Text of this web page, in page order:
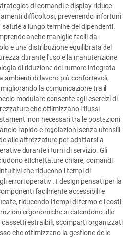
di comandi e display riduce
difficoltosi, prevenendo infortuni
a lungo termine dei dipendenti.
anche maniglie facili da
e una distribuzione equilibrata del
durante l'uso e la manutenzione
di riduzione del rumore integrata
ambienti di lavoro più confortevoli,
la comunicazione tra il
modulare consente agli esercizi di
che ottimizzano i flussi
non necessari tra le postazioni
rapido e regolazioni senza utensili
alle attrezzature per adattarsi a
durante i turni di servizio. Gli
etichettature chiare, comandi
che riducono i tempi di
errori operativi. I design pensati per la
facilmente accessibili e
riducendo i tempi di fermo e i costi
ergonomiche si estendono alle
estraibili, scomparti organizzati
che ottimizzano la gestione delle